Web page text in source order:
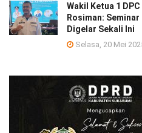
Wakil Ketua 1
Rosiman:
Digelar Sekali Ini
Selasa, 20 Mei